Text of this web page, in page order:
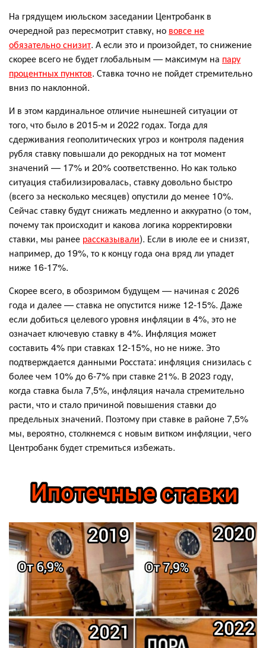
На грядущем июльском заседании Центробанк в
очередной раз пересмотрит ставку, но вовсе не
обязательно снизит. А если это и произойдет, то снижение
скорее всего не будет глобальным — максимум на пару
процентных пунктов. Ставка точно не пойдет стремительно
вниз по наклонной.
И в этом кардинальное отличие нынешней ситуации от
того, что было в 2015-м и 2022 годах. Тогда для
сдерживания геополитических угроз и контроля падения
рубля ставку повышали до рекордных на тот момент
значений — 17% и 20% соответственно. Но как только
ситуация стабилизировалась, ставку довольно быстро
(всего за несколько месяцев) опустили до менее 10%.
Сейчас ставку будут снижать медленно и аккуратно (о том,
почему так происходит и какова логика корректировки
ставки, мы ранее рассказывали). Если в июле ее и снизят,
например, до 19%, то к концу года она вряд ли упадет
ниже 16-17%.
Скорее всего, в обозримом будущем — начиная с 2026
года и далее — ставка не опустится ниже 12-15%. Даже
если добиться целевого уровня инфляции в 4%, это не
означает ключевую ставку в 4%. Инфляция может
составить 4% при ставках 12-15%, но не ниже. Это
подтверждается данными Росстата: инфляция снизилась с
более чем 10% до 6-7% при ставке 21%. В 2023 году,
когда ставка была 7,5%, инфляция начала стремительно
расти, что и стало причиной повышения ставки до
предельных значений. Поэтому при ставке в районе 7,5%
мы, вероятно, столкнемся с новым витком инфляции, чего
Центробанк будет стремиться избежать.